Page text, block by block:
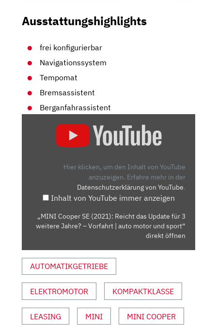
Ausstattungshighlights
frei konfigurierbar
Navigationssystem
Tempomat
Bremsassistent
Berganfahrassistent
WEITERE
VORFAHRT
AUTO
MOTOR
SPORT“
Hier klicken, um den Inhalt von YouTube
anzuzeigen. Erfahre mehr in der
Datenschutzerklärung von YouTube.
Inhalt von YouTube immer anzeigen
„MINI Cooper SE (2021): Reicht das Update für 3
weitere Jahre? – Vorfahrt | auto motor und sport“
direkt öffnen
AUTOMATIKGETRIEBE
ELEKTROMOTOR KOMPAKTKLASSE
LEASING MINI MINI COOPER